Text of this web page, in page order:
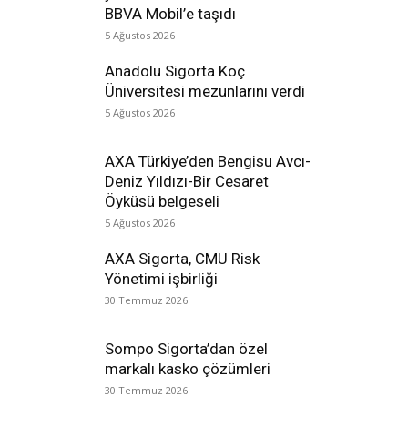
BBVA Mobil’e taşıdı
5 Ağustos 2026
Anadolu Sigorta Koç
Üniversitesi mezunlarını verdi
5 Ağustos 2026
AXA Türkiye’den Bengisu Avcı-
Deniz Yıldızı-Bir Cesaret
Öyküsü belgeseli
5 Ağustos 2026
AXA Sigorta, CMU Risk
Yönetimi işbirliği
30 Temmuz 2026
Sompo Sigorta’dan özel
markalı kasko çözümleri
30 Temmuz 2026